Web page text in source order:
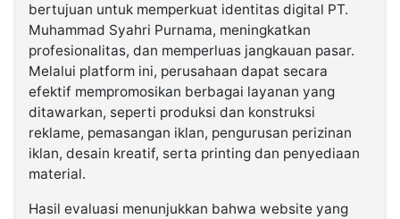
bertujuan untuk memperkuat identitas digital PT.
Muhammad Syahri Purnama, meningkatkan
profesionalitas, dan memperluas jangkauan pasar.
Melalui platform ini, perusahaan dapat secara
efektif mempromosikan berbagai layanan yang
ditawarkan, seperti produksi dan konstruksi
reklame, pemasangan iklan, pengurusan perizinan
iklan, desain kreatif, serta printing dan penyediaan
material.
Hasil evaluasi menunjukkan bahwa website yang